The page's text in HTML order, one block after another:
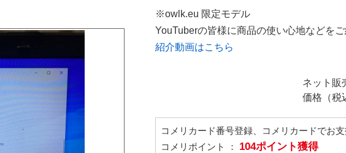
※owlk.eu 限定モデル
YouTuberの皆様に商品の使い心地などを
紹介動画はこちら
ネット販
価格（税
コメリカード番号登録、コメリカードでお
コメリポイント ： 104ポイント獲得